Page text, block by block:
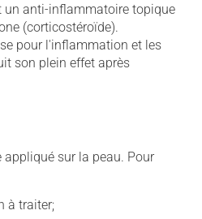
un anti-inflammatoire topique
(corticostéroïde).
pour l'inflammation et les
son plein effet après
sur la peau. Pour
à traiter;